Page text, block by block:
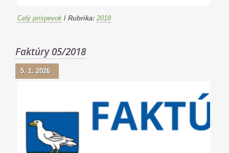
Celý príspevok / Rubrika: 2018
Faktúry 05/2018
5. 1. 2026